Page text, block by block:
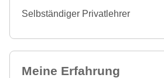
Selbständiger Privatlehrer
Meine Erfahrung